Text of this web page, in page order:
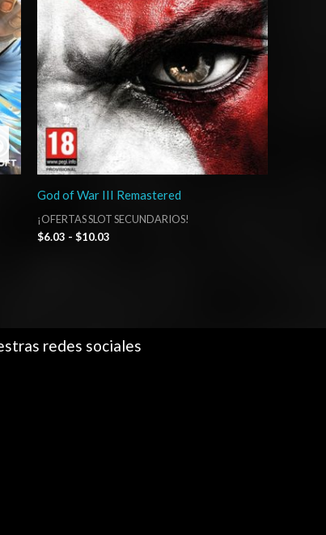
God of War III Remastered
¡OFERTAS SLOT SECUNDARIOS!
$6.03 - $10.03
redes sociales